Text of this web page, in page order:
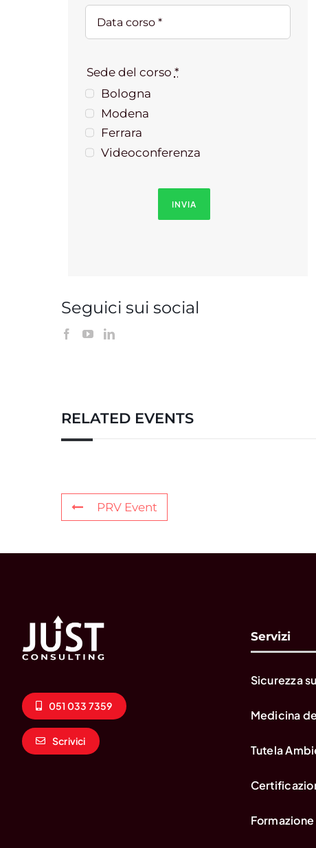
Sede del corso *
Bologna
Modena
Ferrara
Videoconferenza
INVIA
Seguici sui social
RELATED EVENTS
PRV Event
051 033 7359
Scrivici
Servizi
Sicurezza
Medicina
Tutela